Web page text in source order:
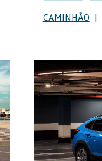
CAMINHÃO |